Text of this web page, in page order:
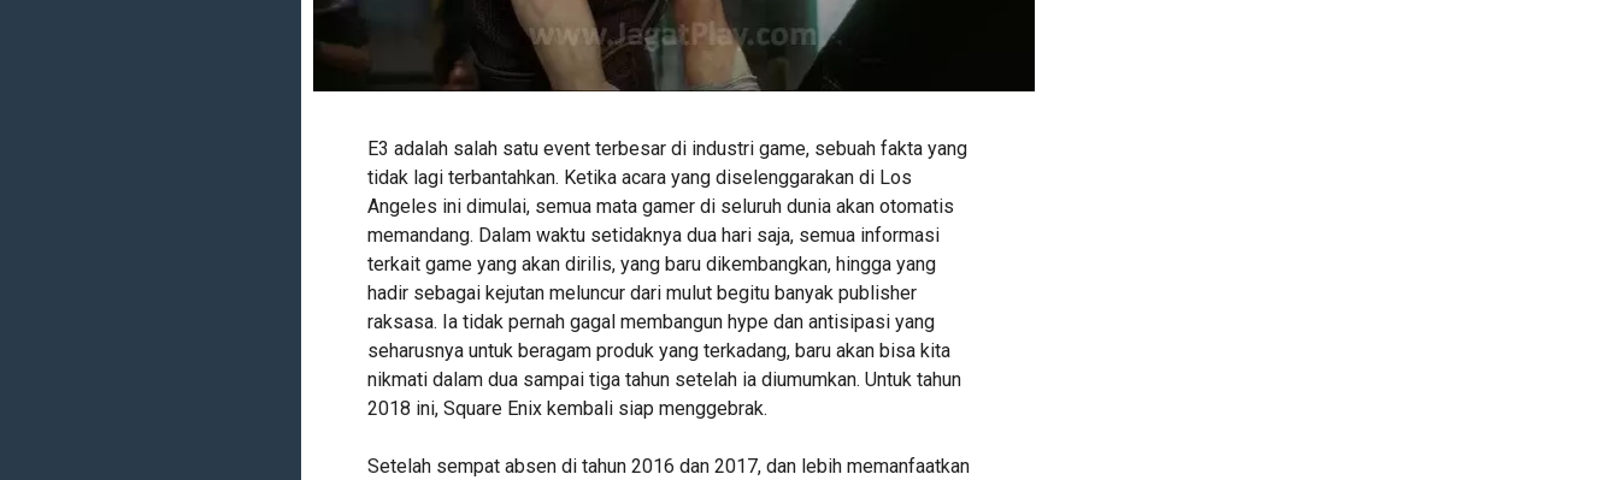
E3 adalah salah satu event terbesar di industri game, sebuah fakta yang
tidak lagi terbantahkan. Ketika acara yang diselenggarakan di Los
Angeles ini dimulai, semua mata gamer di seluruh dunia akan otomatis
memandang. Dalam waktu setidaknya dua hari saja, semua informasi
terkait game yang akan dirilis, yang baru dikembangkan, hingga yang
hadir sebagai kejutan meluncur dari mulut begitu banyak publisher
raksasa. Ia tidak pernah gagal membangun hype dan antisipasi yang
seharusnya untuk beragam produk yang terkadang, baru akan bisa kita
nikmati dalam dua sampai tiga tahun setelah ia diumumkan. Untuk tahun
2018 ini, Square Enix kembali siap menggebrak.
Setelah sempat absen di tahun 2016 dan 2017, dan lebih memanfaatkan